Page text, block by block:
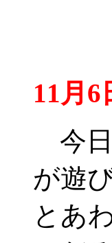
11月6
今日
が遊
とあ